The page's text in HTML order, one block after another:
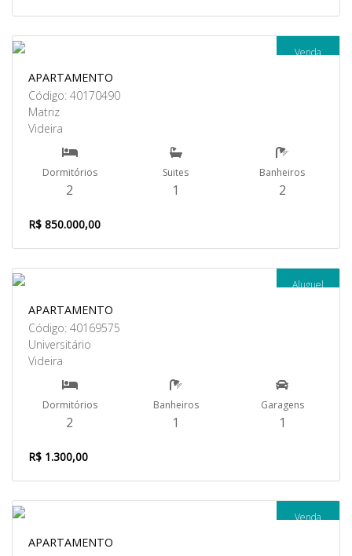
Venda
APARTAMENTO
Código: 40170490
Matriz
Videira
Dormitórios
2
Suites
1
Banheiros
2
R$ 850.000,00
Aluguel
APARTAMENTO
Código: 40169575
Universitário
Videira
Dormitórios
2
Banheiros
1
Garagens
1
R$ 1.300,00
Venda
APARTAMENTO